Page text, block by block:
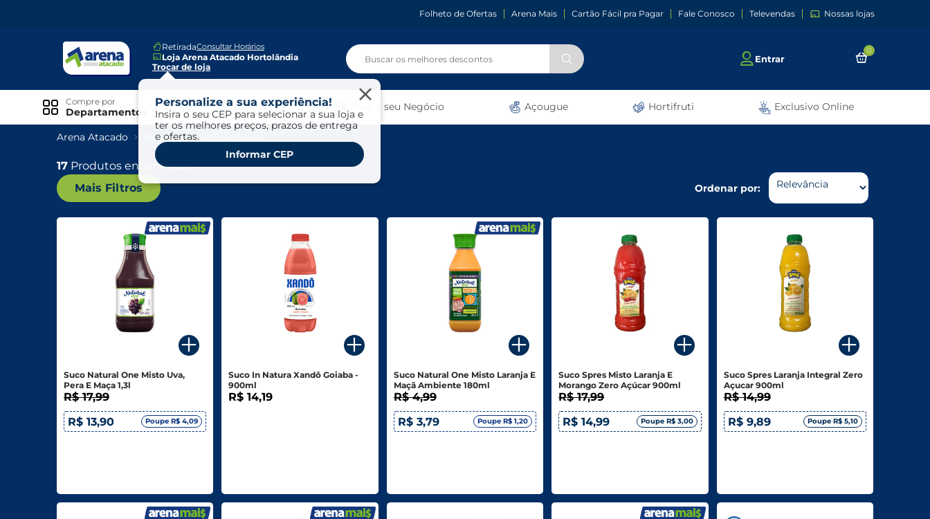
Folheto de Ofertas Arena Mais Cartão Fácil pra Pagar Fale Conosco Televendas Nossas lojas
RetiradaConsultar Horários
Loja Arena Atacado Hortolândia
Trocar de loja
Personalize a sua experiência!
Insira o seu CEP para selecionar a sua loja e
ter os melhores preços, prazos de entrega
e ofertas.
Informar CEP
Entrar
0
Ofertas Para o seu Negócio Açougue Hortifruti Exclusivo Online
Compre por
Departamentos
Especiais
Exclusivo Online
Ofertas
Ofertas Arena Mais
Ofertas Cartão Fácil pra Pagar
Para o seu Negócio
Mercearia
Bebidas
Carnes, Aves E Peixes
Arena Atacado Bebidas
17 Produtos encontrados
Mais Filtros
Ordenar por:
Suco Natural One Misto Uva,
Pera E Maça 1,3l
R$ 17,99
R$ 13,90
Poupe R$ 4,09
Suco In Natura Xandô Goiaba -
900ml
R$ 14,19
Suco Natural One Misto Laranja E
Maçã Ambiente 180ml
R$ 4,99
R$ 3,79
Poupe R$ 1,20
Suco Spres Misto Laranja E
Morango Zero Açúcar 900ml
R$ 17,99
R$ 14,99
Poupe R$ 3,00
Suco Spres Laranja Integral Zero
Açucar 900ml
R$ 14,99
R$ 9,89
Poupe R$ 5,10